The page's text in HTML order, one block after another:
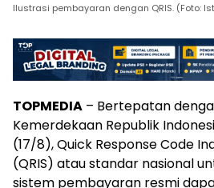
Ilustrasi pembayaran dengan QRIS. (Foto:
TOPMEDIA – Bertepatan
Kemerdekaan Republik
(17/8), Quick Response Code
(QRIS) atau standar nasional
sistem pembayaran resmi